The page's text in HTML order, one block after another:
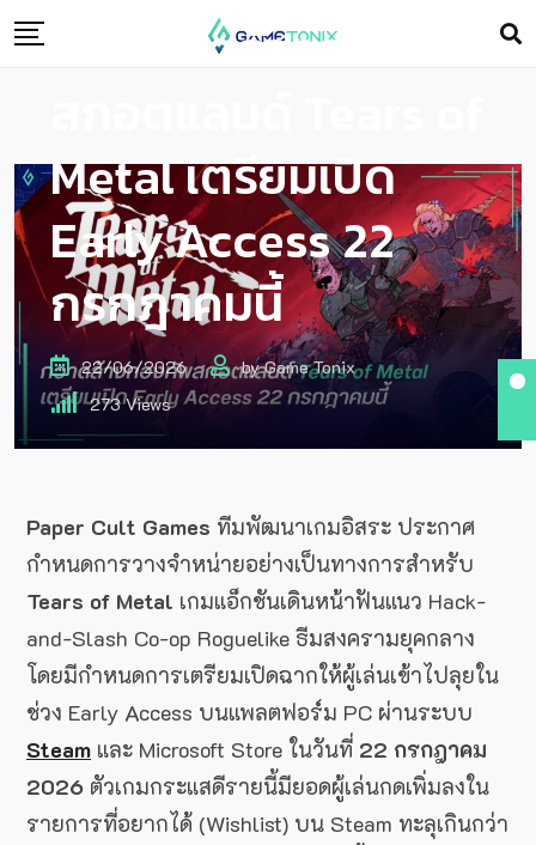
เกมกวาดล้างกองทัพ
Metal เตรียมเปิด
Early Access 22
กรกฎาคมนี้
22/06/2026 byGame Tonix
273Views
Paper Cult Games ทีมพัฒนาเกมอิสระ ประกาศ
กำหนดการวางจำหน่ายอย่างเป็นทางการสำหรับ
Tears of Metal เกมแอ็กชันเดินหน้าฟันแนว Hack-
and-Slash Co-op Roguelike ธีมสงครามยุคกลาง
โดยมีกำหนดการเตรียมเปิดฉากให้ผู้เล่นเข้าไปลุยใน
ช่วง Early Access บนแพลตฟอร์ม PC ผ่านระบบ
Steam และ Microsoft Store ในวันที่ 22 กรกฎาคม
2026 ตัวเกมกระแสดีรายนี้มียอดผู้เล่นกดเพิ่มลงใน
รายการที่อยากได้ (Wishlist) บน Steam ทะลุเกินกว่า